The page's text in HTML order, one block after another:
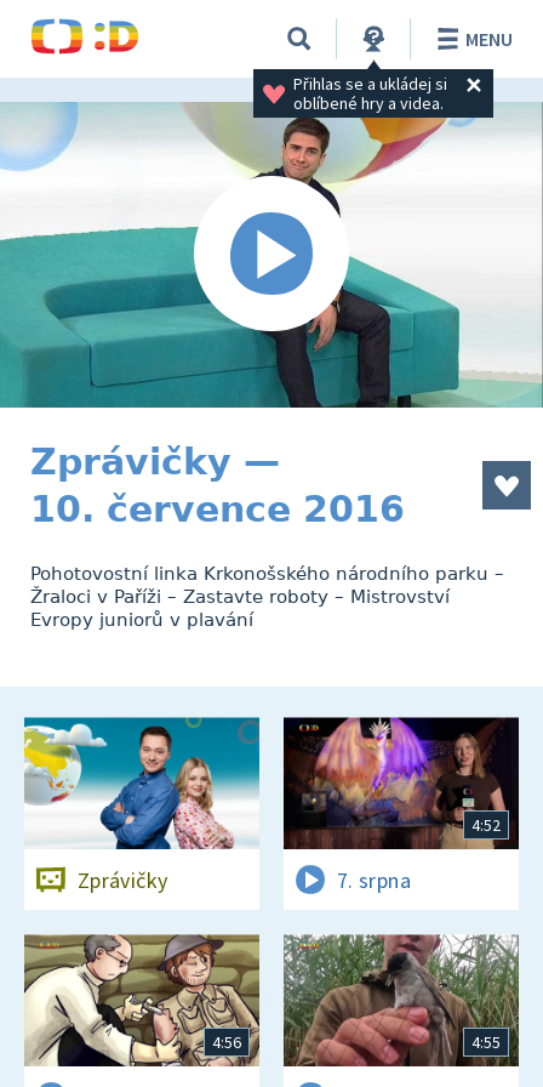
Přihlas se a ukládej si
oblíbené hry a videa.
MENU
Zprávičky —
10. července 2016
Pohotovostní linka Krkonošského národního parku –
Žraloci v Paříži – Zastavte roboty – Mistrovství
Evropy juniorů v plavání
Zprávičky
4:52
7. srpna
4:56 4:55